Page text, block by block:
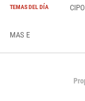
TEMAS DEL DÍA
MAS E